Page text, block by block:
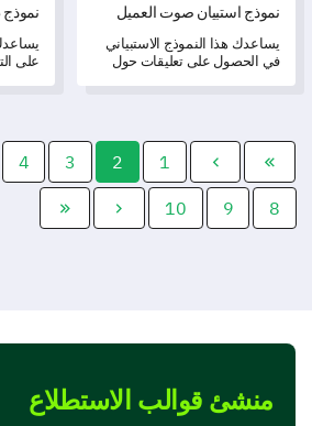
نموذج استبيان صوت العميل
يساعدك هذا النموذج الاستبياني
في الحصول على تعليقات حول
على
1
2
3
4
8
9
10
منشئ قوالب الاستطلاع